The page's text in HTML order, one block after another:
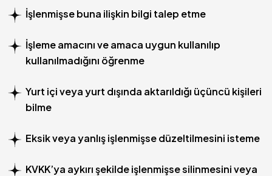
İşlenmişse buna ilişkin bilgi talep etme
İşleme amacını ve amaca uygun kullanılıp
kullanılmadığını öğrenme
Yurt içi veya yurt dışında aktarıldığı üçüncü kişileri
bilme
Eksik veya yanlış işlenmişse düzeltilmesini isteme
KVKK’ya aykırı şekilde işlenmişse silinmesini veya